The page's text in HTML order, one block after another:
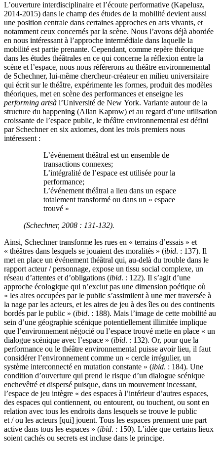
L’ouverture interdisciplinaire et l’écoute performative (Kapelusz,
2014-2015) dans le champ des études de la mobilité devient aussi
une position centrale dans certaines approches en arts vivants, et
notamment ceux concernés par la scène. Nous l’avons déjà abordée
en nous intéressant à l’approche intermédiale dans laquelle la
mobilité est partie prenante. Cependant, comme repère théorique
dans les études théâtrales en ce qui concerne la réflexion entre la
scène et l’espace, nous nous référerons au théâtre environnemental
de Schechner, lui-même chercheur-créateur en milieu universitaire
qui écrit sur le théâtre, expérimente les formes, produit des modèles
théoriques, met en scène des performances et enseigne les
performing artsà l’Université de New York. Variante autour de la
structure du happening (Allan Kaprow) et au regard d’une utilisation
croissante de l’espace public, le théâtre environnemental est défini
par Schechner en six axiomes, dont les trois premiers nous
intéressent :
L’événement théâtral est un ensemble de
transactions connexes;
L’intégralité de l’espace est utilisée pour la
performance;
L’événement théâtral a lieu dans un espace
totalement transformé ou dans un « espace
trouvé »
(Schechner, 2008 : 131-132).
Ainsi, Schechner transforme les rues en « terrains d’essais » et
« théâtres dans lesquels se jouaient des moralités » (ibid. : 137). Il
met en place un événement théâtral qui, au-delà du trouble dans le
rapport acteur / personnage, expose un tissu social complexe, un
réseau d’attentes et d’obligations (ibid. : 122). Il s’agit d’une
approche écologique qui n’exclut pas une dimension poétique où
« les aires occupées par le public s’assimilent à une mer traversée à
la nage par les acteurs, et les aires de jeu à des îles ou des continents
bordés par le public » (ibid. : 188). Mais l’image de cette mobilité au
sein d’une géographie scénique potentiellement illimitée implique
que l’environnement négocié ou l’espace trouvé mette en place « un
dialogue scénique avec l’espace » (ibid. : 132). Or, pour que la
performance ou le théâtre environnemental puisse avoir lieu, il faut
considérer l’environnement comme un « cercle irrégulier, un
système interconnecté en mutation constante » (ibid. : 184). Une
condition d’ouverture qui prend le risque d’un dialogue scénique
enchevêtré et dispersé puisque, dans un mouvement incessant,
l’espace de jeu intègre « des espaces à l’intérieur d’autres espaces,
des espaces qui contiennent, ou entourent, ou touchent, ou sont en
relation avec tous les endroits dans lesquels se trouve le public
et / ou les acteurs [qui] jouent. Tous les espaces prennent une part
active dans tous les espaces » (ibid. : 150). L’idée que certains lieux
soient cachés ou secrets est incluse dans le principe.